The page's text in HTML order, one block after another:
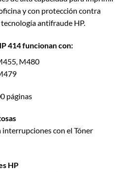
y con protección contra
antifraude HP.
414 funcionan con:
M480
páginas
con el Tóner
HP